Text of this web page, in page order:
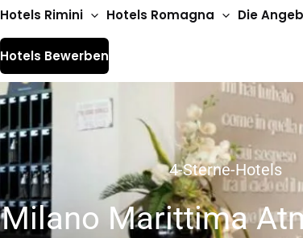
Hotels Rimini Hotels Romagna Die
Hotels Bewerben
4-Sterne-Hotels
Milano Marittima